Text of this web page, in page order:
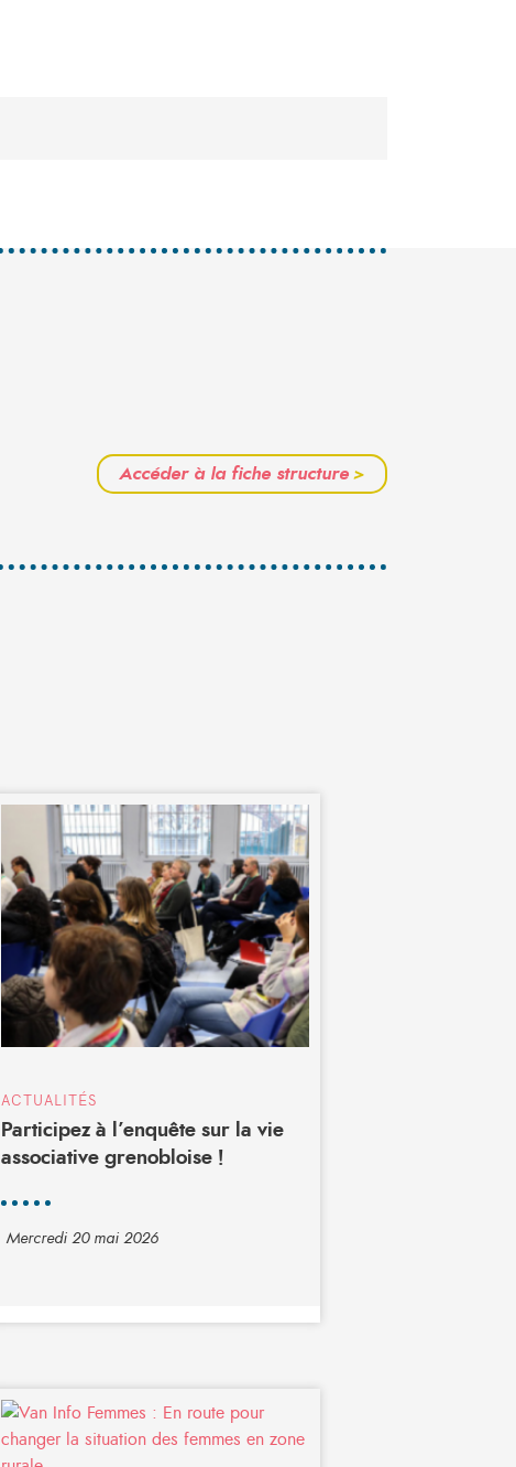
Accéder à la fiche structure>
ACTUALITÉS
Participez à l’enquête sur la vie
associative grenobloise !
Mercredi 20 mai 2026